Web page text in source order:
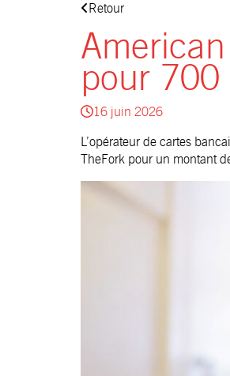
Retour
pour
16 juin 2026
L’opérateur de cartes
TheFork pour un montant